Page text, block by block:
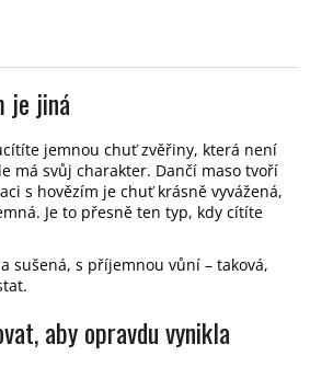
je jiná
jemnou chuť zvěřiny, která není
má svůj charakter. Dančí maso tvoří
s hovězím je chuť krásně vyvážená,
Je to přesně ten typ, kdy cítíte
sušená, s příjemnou vůní – taková,
aby opravdu vynikla